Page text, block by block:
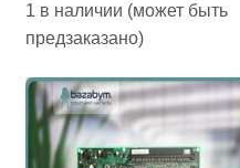
1 в наличии (может быть
предзаказано)